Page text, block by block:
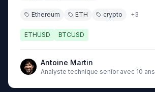
Ethereum ETH crypto +3
ETHUSD BTCUSD
Antoine Martin
Analyste technique senior avec 10 ans